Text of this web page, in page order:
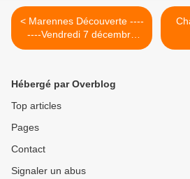
< Marennes Découverte ----
----Vendredi 7 décembre
2018
Hébergé par Overblog
Top articles
Pages
Contact
Signaler un abus